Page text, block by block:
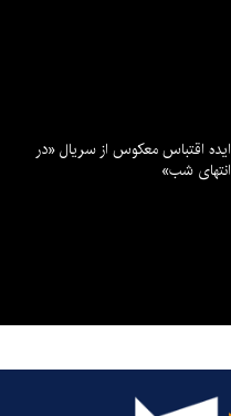
ایده اقتباس معکوس از سریال «در
انتهای شب»